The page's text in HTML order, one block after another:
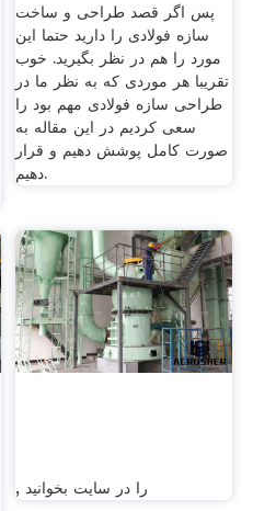
پس اگر قصد طراحی و ساخت
سازه فولادی را دارید حتما این
مورد را هم در نظر بگیرید. خوب
تقریبا هر موردی که به نظر ما در
طراحی سازه فولادی مهم بود را
سعی کردیم در این مقاله به
صورت کامل پوشش دهیم و قرار
دهیم.
, را در سایت بخوانید